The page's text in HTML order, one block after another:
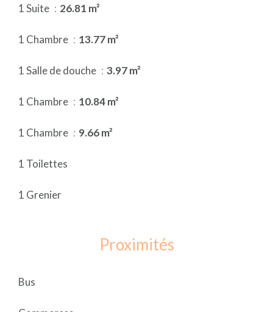
1 Suite 26.81 m²
1 Chambre 13.77 m²
1 Salle de douche 3.97 m²
1 Chambre 10.84 m²
1 Chambre 9.66 m²
1 Toilettes
1 Grenier
Proximités
Bus